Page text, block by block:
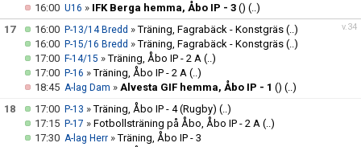
16:00 U16 » IFK Berga hemma, Åbo IP - 3 () (..)
v.34
17 16:00 P-13/14 Bredd »Träning, Fagrabäck - Konstgräs (..)
16:00 P-15/16 Bredd »Träning, Fagrabäck - Konstgräs (..)
17:00 F-14/15 »Träning, Åbo IP - 2 A (..)
17:00 P-16 »Träning, Åbo IP - 2 A (..)
18:45 A-lag Dam » Alvesta GIF hemma, Åbo IP - 1 () (..)
18
17:00 P-13 »Träning, Åbo IP - 4 (Rugby) (..)
17:15 P-17 » Fotbollsträning på Åbo, Åbo IP - 2 A (..)
17:30 A-lag Herr »Träning, Åbo IP - 3